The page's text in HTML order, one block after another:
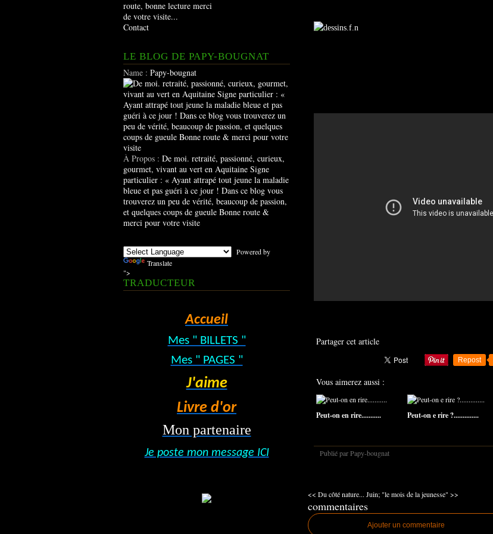
route, bonne lecture merci
de votre visite...
Contact
LE BLOG DE PAPY-BOUGNAT
Name : Papy-bougnat
À Propos : De moi. retraité, passionné, curieux,
gourmet, vivant au vert en Aquitaine Signe
particulier : « Ayant attrapé tout jeune la maladie
bleue et pas guéri à ce jour ! Dans ce blog vous
trouverez un peu de vérité, beaucoup de passion,
et quelques coups de gueule Bonne route &
merci pour votre visite
Powered by
Translate
">
TRADUCTEUR
Accueil
Mes " BILLETS "
Mes " PAGES "
J'aime
Livre d'or
Mon partenaire
Je poste mon message ICI
Partager cet article
Repost
Vous aimerez aussi :
Peut-on en rire...........
Peut-on e rire ?..............
Publié par Papy-bougnat
<< Du côté nature... Juin; "le mois de la jeunesse" >>
commentaires
Ajouter un commentaire